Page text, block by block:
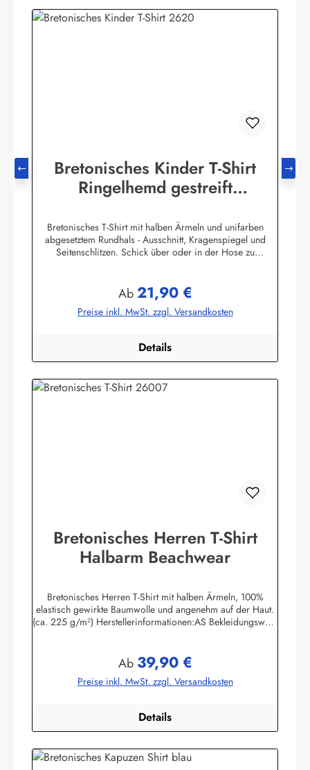
Bretonisches Kinder T-Shirt
Ringelhemd gestreift
Bretonisches T-Shirt mit halben Ärmeln und unifarben
abgesetztem Rundhals - Ausschnitt, Kragenspiegel und
Seitenschlitzen. Schick über oder in der Hose zu
Farbtabelle:Herstellerinformationen:AS Bekleidungswerk
GmbHHeglitzer Str. 1226409 Wittmundinfo@modas-
bekleidung.de
Regulärer Preis:
Ab21,90 €
Preise inkl. MwSt. zzgl. Versandkosten
Details
Bretonisches Herren T-Shirt
Halbarm Beachwear
Bretonisches Herren T-Shirt mit halben Ärmeln, 100%
elastisch gewirkte Baumwolle und angenehm auf der Haut.
(ca. 225 g/m²) Herstellerinformationen:AS Bekleidungswerk
Regulärer Preis:
Ab 39,90 €
Preise inkl. MwSt. zzgl. Versandkosten
Details